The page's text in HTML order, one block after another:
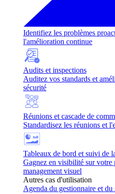
Identifiez les problèmes
l'amélioration continue
Audits et inspections
Auditez vos standards et
sécurité
Réunions et cascade de
Standardisez les réunions et
Tableaux de bord et suivi de
Gagnez en visibilité sur votre
management visuel
Autres cas d'utilisation
Agenda du gestionnaire et du